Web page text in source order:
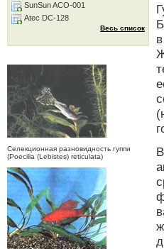
SunSun ACO-001
Atec DC-128
Весь список
Селекционная разновидность гуппи
(Poecilia (Lebistes) reticulata)